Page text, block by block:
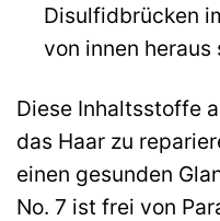
Disulfidbrücken
von innen heraus
Diese Inhaltsstoffe
das Haar zu
einen gesunden
No. 7 ist frei von